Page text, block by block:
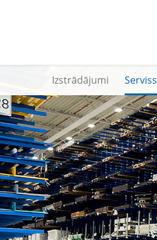
Izstrādājumi Serviss